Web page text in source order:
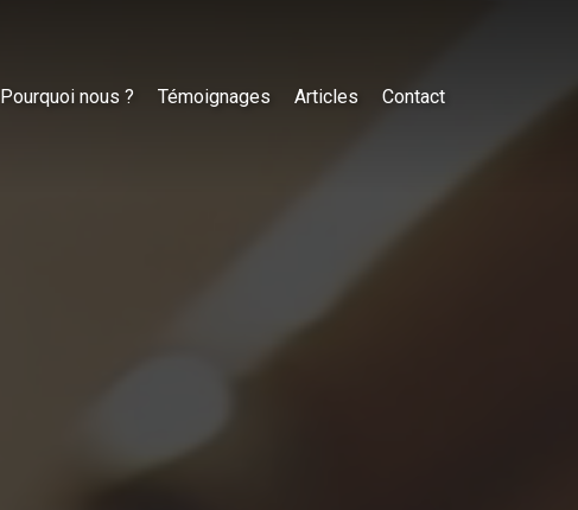
Pourquoi nous ? Témoignages Articles Contact